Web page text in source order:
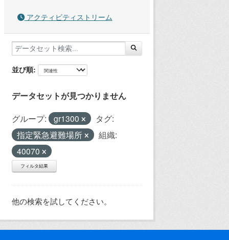
アクティビティストリーム
並び順
データセットが見つかりません
グループ: gr1300
タグ:
指定緊急避難場所
組織:
40070
フィルタ結果
他の検索を試してください。